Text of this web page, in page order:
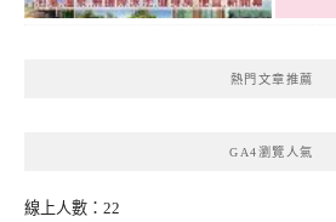
熱門文章推薦
GA4瀏覽人氣
線上人數：22